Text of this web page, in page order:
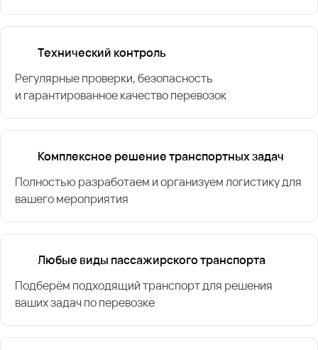
Технический контроль
Регулярные проверки, безопасность
и гарантированное качество перевозок
Комплексное решение транспортных задач
Полностью разработаем и организуем логистику для
вашего мероприятия
Любые виды пассажирского транспорта
Подберём подходящий транспорт для решения
ваших задач по перевозке